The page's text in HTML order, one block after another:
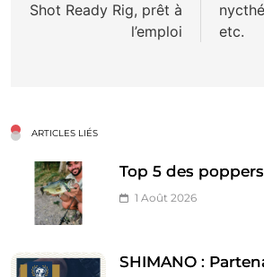
l’article
Shot Ready Rig, prêt à
l’emploi
etc.
ARTICLES LIÉS
Top 5 des poppers
1 Août 2026
SHIMANO :